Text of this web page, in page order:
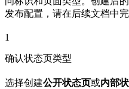
发布配置，请在后续文档中完
1
确认状态页类型
选择创建公开状态页或内部